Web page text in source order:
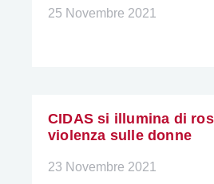
25 Novembre 2021
CIDAS si illumina di
violenza sulle donne
23 Novembre 2021